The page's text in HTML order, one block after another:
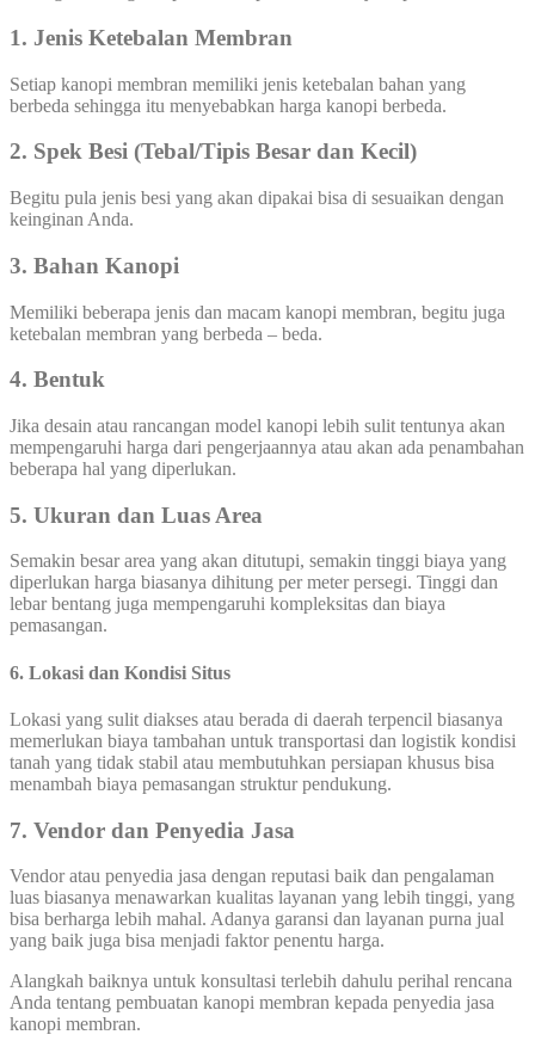
1. Jenis Ketebalan Membran
Setiap kanopi membran memiliki jenis ketebalan bahan yang
berbeda sehingga itu menyebabkan harga kanopi berbeda.
2. Spek Besi (Tebal/Tipis Besar dan Kecil)
Begitu pula jenis besi yang akan dipakai bisa di sesuaikan dengan
keinginan Anda.
3. Bahan Kanopi
Memiliki beberapa jenis dan macam kanopi membran, begitu juga
ketebalan membran yang berbeda – beda.
4. Bentuk
Jika desain atau rancangan model kanopi lebih sulit tentunya akan
mempengaruhi harga dari pengerjaannya atau akan ada penambahan
beberapa hal yang diperlukan.
5. Ukuran dan Luas Area
Semakin besar area yang akan ditutupi, semakin tinggi biaya yang
diperlukan harga biasanya dihitung per meter persegi. Tinggi dan
lebar bentang juga mempengaruhi kompleksitas dan biaya
pemasangan.
6. Lokasi dan Kondisi Situs
Lokasi yang sulit diakses atau berada di daerah terpencil biasanya
memerlukan biaya tambahan untuk transportasi dan logistik kondisi
tanah yang tidak stabil atau membutuhkan persiapan khusus bisa
menambah biaya pemasangan struktur pendukung.
7. Vendor dan Penyedia Jasa
Vendor atau penyedia jasa dengan reputasi baik dan pengalaman
luas biasanya menawarkan kualitas layanan yang lebih tinggi, yang
bisa berharga lebih mahal. Adanya garansi dan layanan purna jual
yang baik juga bisa menjadi faktor penentu harga.
Alangkah baiknya untuk konsultasi terlebih dahulu perihal rencana
Anda tentang pembuatan kanopi membran kepada penyedia jasa
kanopi membran.